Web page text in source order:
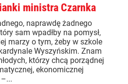
ministra Czarnka
naprawdę żadnego
sam wpadłby na pomysł,
marzy o tym, żeby w szkole
Wyszyńskim. Znam
którzy chcą porządnej
ekonomicznej